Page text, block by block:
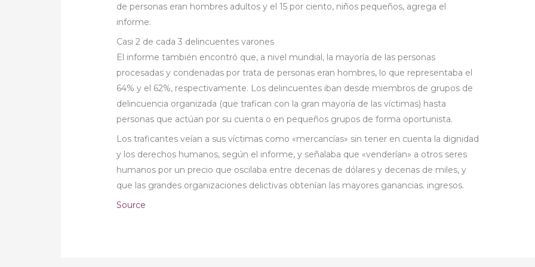
de personas eran hombres adultos y el 15 por ciento, niños pequeños, agrega el
informe.
Casi 2 de cada 3 delincuentes varones
El informe también encontró que, a nivel mundial, la mayoría de las personas
procesadas y condenadas por trata de personas eran hombres, lo que representaba el
64% y el 62%, respectivamente. Los delincuentes iban desde miembros de grupos de
delincuencia organizada (que trafican con la gran mayoría de las víctimas) hasta
personas que actúan por su cuenta o en pequeños grupos de forma oportunista.
Los traficantes veían a sus víctimas como «mercancías» sin tener en cuenta la dignidad
y los derechos humanos, según el informe, y señalaba que «venderían» a otros seres
humanos por un precio que oscilaba entre decenas de dólares y decenas de miles, y
que las grandes organizaciones delictivas obtenían las mayores ganancias. ingresos.
Source